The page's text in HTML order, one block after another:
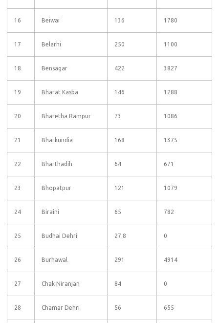
16 Beiwai 136 1780
17 Belarhi 250 1100
18 Bensagar 422 3827
19 Bharat Kasba 146 1288
20 Bharetha Rampur 73 1086
21 Bharkundia 168 1375
22 Bharthadih 64 671
23 Bhopatpur 121 1079
24 Biraini 65 782
25 Budhai Dehri 27.8 0
26 Burhawal 291 4914
27 Chak Niranjan 84 0
28 Chamar Dehri 56 655